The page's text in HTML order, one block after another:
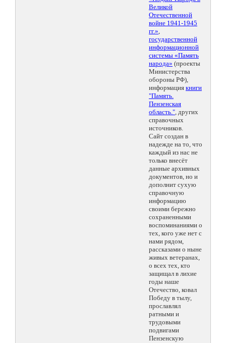
Великой
Отечественной
войне 1941-1945
гг.»,
государственной
информационной
системы «Память
народа» (проекты
Министерства
обороны РФ),
информация книги
"Память.
Пензенская
область.", других
справочных
источников.
Сайт создан в
надежде на то, что
каждый из нас не
только внесёт
данные архивных
документов, но и
дополнит сухую
справочную
информацию
своими бережно
сохраненными
воспоминаниями о
тех, кого уже нет с
нами рядом,
рассказами о ныне
живых ветеранах,
о всех тех, кто
защищал в лихие
годы наше
Отечество, ковал
Победу в тылу,
прославлял
ратными и
трудовыми
подвигами
Пензенскую